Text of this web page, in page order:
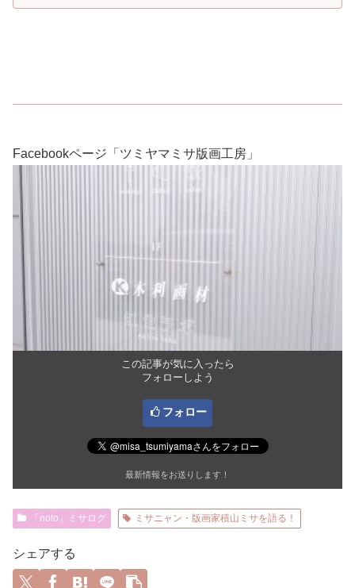
Facebookページ「ツミヤマミサ版画工房」
この記事が気に入ったら
フォローしよう
フォロー
最新情報をお送りします！
「noto」ミサログ ミサニャン・版画家積山ミサを語る！
シェアする